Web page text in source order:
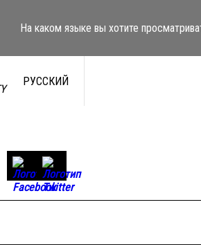
На каком языке вы хотите
РУССКИЙ